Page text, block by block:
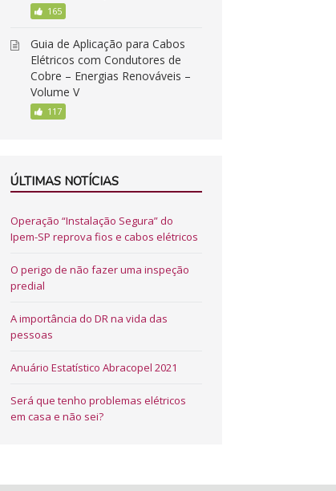
165
Guia de Aplicação para Cabos
Elétricos com Condutores de
Cobre – Energias Renováveis –
Volume V
117
ÚLTIMAS NOTÍCIAS
Operação “Instalação Segura” do
Ipem-SP reprova fios e cabos elétricos
O perigo de não fazer uma inspeção
predial
A importância do DR na vida das
pessoas
Anuário Estatístico Abracopel 2021
Será que tenho problemas elétricos
em casa e não sei?